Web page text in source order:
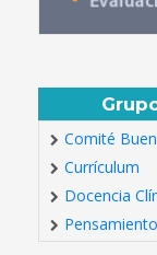
Comité
Currículum
Docencia